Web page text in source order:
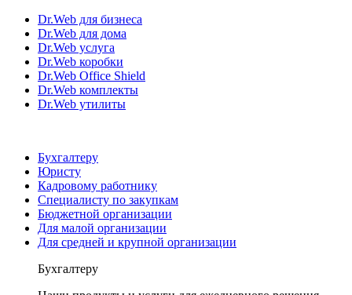
Dr.Web для бизнеса
Dr.Web для дома
Dr.Web услуга
Dr.Web коробки
Dr.Web Office Shield
Dr.Web комплекты
Dr.Web утилиты
Бухгалтеру
Юристу
Кадровому работнику
Специалисту по закупкам
Бюджетной организации
Для малой организации
Для средней и крупной организации
Бухгалтеру